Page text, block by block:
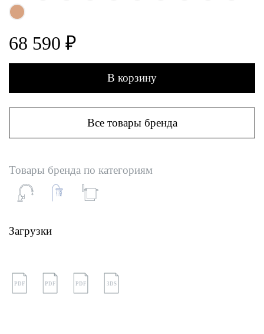
68 590 ₽
В корзину
Все товары бренда
Товары бренда по категориям
Загрузки
PDF PDF PDF 3DS